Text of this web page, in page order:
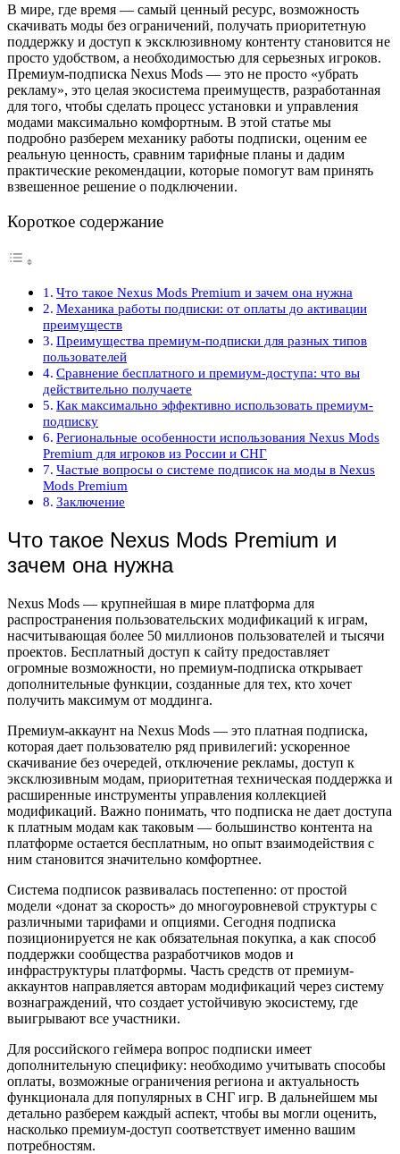
В мире, где время — самый ценный ресурс, возможность
скачивать моды без ограничений, получать приоритетную
поддержку и доступ к эксклюзивному контенту становится не
просто удобством, а необходимостью для серьезных игроков.
Премиум-подписка Nexus Mods — это не просто «убрать
рекламу», это целая экосистема преимуществ, разработанная
для того, чтобы сделать процесс установки и управления
модами максимально комфортным. В этой статье мы
подробно разберем механику работы подписки, оценим ее
реальную ценность, сравним тарифные планы и дадим
практические рекомендации, которые помогут вам принять
взвешенное решение о подключении.
Короткое содержание
Что такое Nexus Mods Premium и зачем она нужна
Механика работы подписки: от оплаты до активации
преимуществ
Преимущества премиум-подписки для разных типов
пользователей
Сравнение бесплатного и премиум-доступа: что вы
действительно получаете
Как максимально эффективно использовать премиум-
подписку
Региональные особенности использования Nexus Mods
Premium для игроков из России и СНГ
Частые вопросы о системе подписок на моды в Nexus
Mods Premium
Заключение
Что такое Nexus Mods Premium и
зачем она нужна
Nexus Mods — крупнейшая в мире платформа для
распространения пользовательских модификаций к играм,
насчитывающая более 50 миллионов пользователей и тысячи
проектов. Бесплатный доступ к сайту предоставляет
огромные возможности, но премиум-подписка открывает
дополнительные функции, созданные для тех, кто хочет
получить максимум от моддинга.
Премиум-аккаунт на Nexus Mods — это платная подписка,
которая дает пользователю ряд привилегий: ускоренное
скачивание без очередей, отключение рекламы, доступ к
эксклюзивным модам, приоритетная техническая поддержка и
расширенные инструменты управления коллекцией
модификаций. Важно понимать, что подписка не дает доступа
к платным модам как таковым — большинство контента на
платформе остается бесплатным, но опыт взаимодействия с
ним становится значительно комфортнее.
Система подписок развивалась постепенно: от простой
модели «донат за скорость» до многоуровневой структуры с
различными тарифами и опциями. Сегодня подписка
позиционируется не как обязательная покупка, а как способ
поддержки сообщества разработчиков модов и
инфраструктуры платформы. Часть средств от премиум-
аккаунтов направляется авторам модификаций через систему
вознаграждений, что создает устойчивую экосистему, где
выигрывают все участники.
Для российского геймера вопрос подписки имеет
дополнительную специфику: необходимо учитывать способы
оплаты, возможные ограничения региона и актуальность
функционала для популярных в СНГ игр. В дальнейшем мы
детально разберем каждый аспект, чтобы вы могли оценить,
насколько премиум-доступ соответствует именно вашим
потребностям.